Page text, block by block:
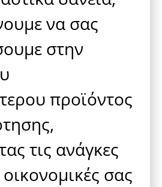
να σας
στην
προϊόντος
τις ανάγκες
οικονομικές σας